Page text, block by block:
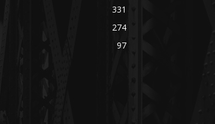
331
274
97